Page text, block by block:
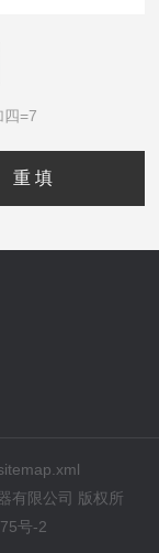
四=7
有限公司 版权所
号-2